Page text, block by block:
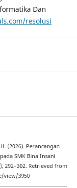
Dan
resolusi
(2026). Perancangan
SMK Bina Insani
292–302. Retrieved from
view/3950